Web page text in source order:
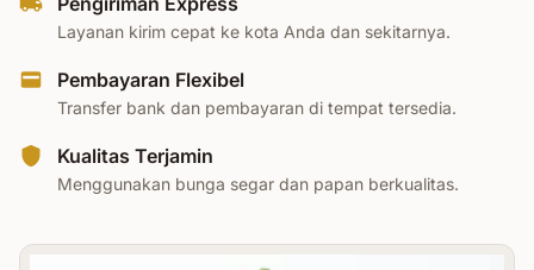
Layanan kirim cepat ke kota Anda dan sekitarnya.
Pembayaran Flexibel
Transfer bank dan pembayaran di tempat tersedia.
Kualitas Terjamin
Menggunakan bunga segar dan papan berkualitas.